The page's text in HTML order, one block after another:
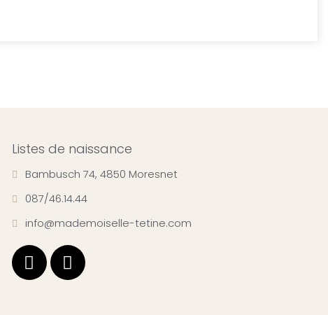
Listes de naissance
Bambusch 74, 4850 Moresnet
087/46.14.44
info@mademoiselle-tetine.com